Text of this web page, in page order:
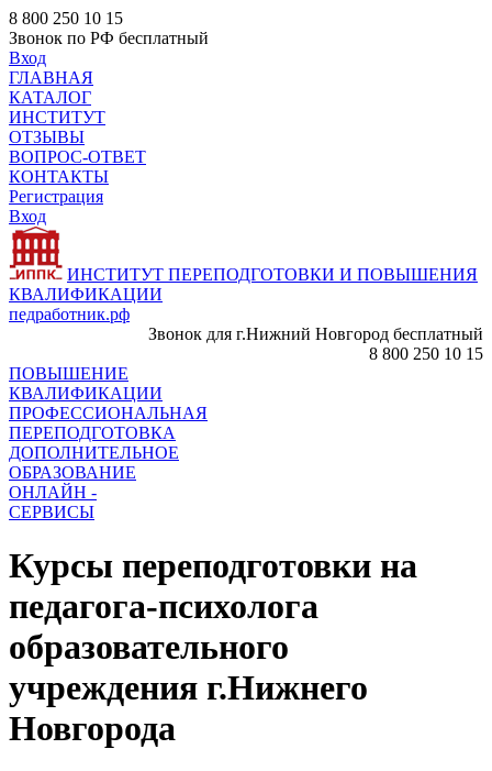
8 800 250 10 15
Звонок по РФ бесплатный
Вход
ГЛАВНАЯ
КАТАЛОГ
ИНСТИТУТ
ОТЗЫВЫ
ВОПРОС-ОТВЕТ
КОНТАКТЫ
Регистрация
Вход
ИНСТИТУТ ПЕРЕПОДГОТОВКИ И ПОВЫШЕНИЯ
КВАЛИФИКАЦИИ
педработник.рф
Звонок для г.Нижний Новгород бесплатный
8 800 250 10 15
ПОВЫШЕНИЕ
КВАЛИФИКАЦИИ
ПРОФЕССИОНАЛЬНАЯ
ПЕРЕПОДГОТОВКА
ДОПОЛНИТЕЛЬНОЕ
ОБРАЗОВАНИЕ
ОНЛАЙН -
СЕРВИСЫ
Курсы переподготовки на
педагога-психолога
образовательного
учреждения г.Нижнего
Новгорода